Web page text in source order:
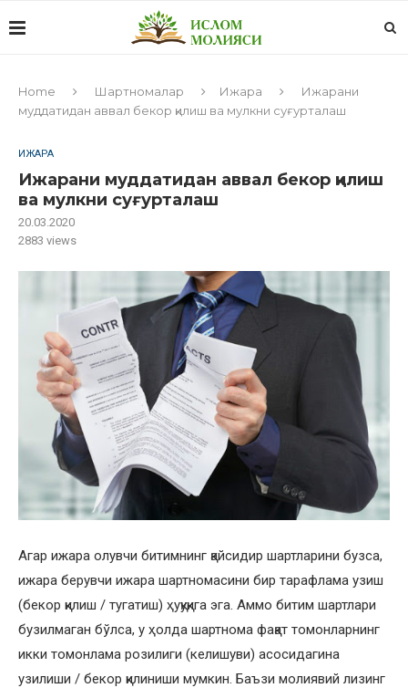
Home Шартномалар Ижара
Ижарани
муддатидан аввал бекор қилиш ва мулкни суғурталаш
ИЖАРА
Ижарани муддатидан аввал бекор қилиш
ва мулкни суғурталаш
20.03.2020
2883 views
Агар ижара олувчи битимнинг қайсидир шартларини бузса,
ижара берувчи ижара шартномасини бир тарафлама узиш
(бекор қилиш / тугатиш) ҳуқуқига эга. Аммо битим шартлари
бузилмаган бўлса, у ҳолда шартнома фақат томонларнинг
икки томонлама розилиги (келишуви) асосидагина
узилиши / бекор қилиниши мумкин. Баъзи молиявий лизинг